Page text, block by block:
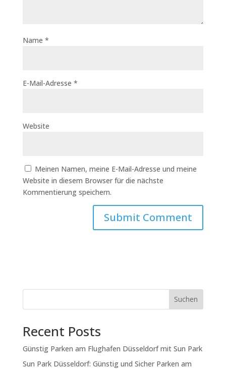
Name *
E-Mail-Adresse *
Website
Meinen Namen, meine E-Mail-Adresse und meine
Website in diesem Browser für die nächste
Kommentierung speichern.
Suchen
Recent Posts
Günstig Parken am Flughafen Düsseldorf mit Sun Park
Sun Park Düsseldorf: Günstig und Sicher Parken am